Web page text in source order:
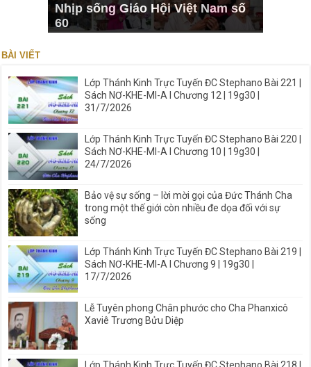
Nhịp sống Giáo Hội Việt Nam số
60
BÀI VIẾT
Lớp Thánh Kinh Trực Tuyến ĐC Stephano Bài 221 |
Sách NƠ-KHE-MI-A I Chương 12 | 19g30 |
31/7/2026
Lớp Thánh Kinh Trực Tuyến ĐC Stephano Bài 220 |
Sách NƠ-KHE-MI-A I Chương 10 | 19g30 |
24/7/2026
Bảo vệ sự sống – lời mời gọi của Đức Thánh Cha
trong một thế giới còn nhiều đe dọa đối với sự
sống
Lớp Thánh Kinh Trực Tuyến ĐC Stephano Bài 219 |
Sách NƠ-KHE-MI-A I Chương 9 | 19g30 |
17/7/2026
Lễ Tuyên phong Chân phước cho Cha Phanxicô
Xaviê Trương Bửu Diệp
Lớp Thánh Kinh Trực Tuyến ĐC Stephano Bài 218 |